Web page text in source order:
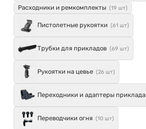
Расходники и ремкомплекты (19 шт)
Пистолетные рукоятки (61 шт)
Трубки для прикладов (69 шт)
Рукоятки на цевье (26 шт)
Переходники и адаптеры приклада
Переводчики огня (10 шт)